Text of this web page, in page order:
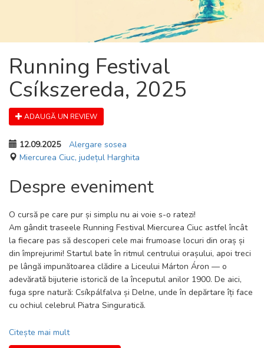
Running Festival
Csíkszereda, 2025
ADAUGĂ UN REVIEW
12.09.2025
Alergare sosea
Miercurea Ciuc, județul Harghita
Despre eveniment
O cursă pe care pur și simplu nu ai voie s-o ratezi!
Am gândit traseele Running Festival Miercurea Ciuc astfel încât
la fiecare pas să descoperi cele mai frumoase locuri din oraș și
din împrejurimi! Startul bate în ritmul centrului orașului, apoi treci
pe lângă impunătoarea clădire a Liceului Márton Áron — o
adevărată bijuterie istorică de la începutul anilor 1900. De aici,
fuga spre natură: Csíkpálfalva și Delne, unde în depărtare îți face
cu ochiul celebrul Piatra Singuratică.
Și dacă ai crede că asta e tot — prin Șoimeni te așteaptă
panorama spectaculoasă a muntelui Șumuleu Mare. Revenind în
Citește mai mult